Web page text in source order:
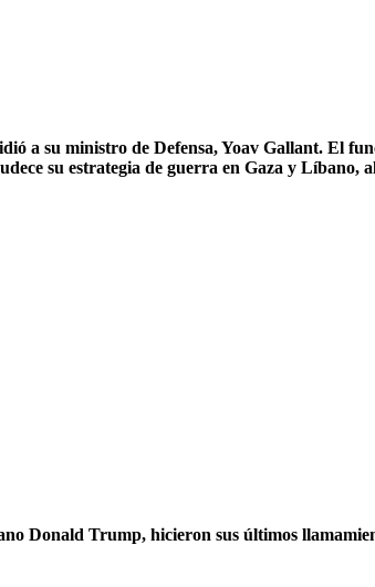
a su ministro de Defensa, Yoav Gallant. El
su estrategia de guerra en Gaza y Líbano,
Donald Trump, hicieron sus últimos